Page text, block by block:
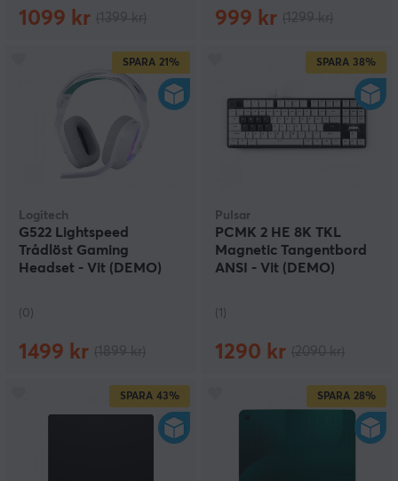
1099 kr 999 kr
SPARA 21%
Logitech
G522 Lightspeed
Trådlöst Gaming
Headset - Vit (DEMO)
(0)
1499 kr
SPARA 38%
Pulsar
PCMK 2 HE 8K TKL
Magnetic Tangentbord
ANSI - Vit (DEMO)
(1)
1290 kr
SPARA 43% SPARA 28%